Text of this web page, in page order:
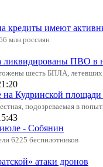
кредиты имеют
млн россиян
ликвидированы ПВО в
шесть БПЛА,
на Кудринской
подозреваемая в
- Собянин
6225 беспилотников
атаки дронов